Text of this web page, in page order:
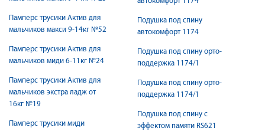
Памперс трусики Актив для
мальчиков макси 9-14кг №52
Памперс трусики Актив для
мальчиков миди 6-11кг №24
Памперс трусики Актив для
мальчиков экстра ладж от
16кг №19
Памперс трусики миди
Подушка под спину
автокомфорт 1174
Подушка под спину орто-
поддержка 1174/1
Подушка под спину орто-
поддержка 1174/1
Подушка под спину с
эффектом памяти RS621